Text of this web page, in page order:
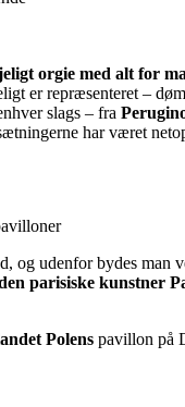
orgie med alt for
er repræsenteret –
slags – fra
har været
og udenfor bydes man
parisiske kunstner
Polens pavillon på